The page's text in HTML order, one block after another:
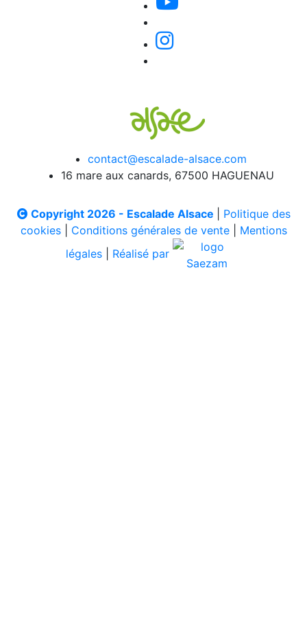
contact@escalade-alsace.com
16 mare aux canards, 67500 HAGUENAU
Copyright 2026 - Escalade Alsace
Politique des
cookies| Conditions générales de vente| Mentions
légales
Réalisé par